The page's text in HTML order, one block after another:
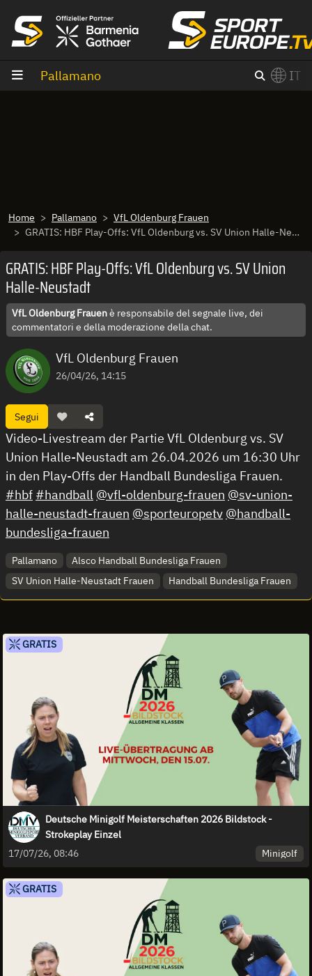
Pallamano IT
Home Pallamano
VfL Oldenburg Frauen
GRATIS: HBF Play-Offs: VfL Oldenburg vs. SV Union Halle-Neustadt
GRATIS: HBF Play-Offs: VfL Oldenburg vs. SV Union
Halle-Neustadt
VfL Oldenburg Frauenè responsabile del segnale live, dei
commentatori e della moderazione della chat.
VfL Oldenburg Frauen
26/04/26, 14:15
Segui
Video-Livestream der Partie VfL Oldenburg vs. SV
Union Halle-Neustadt am 26.04.2026 um 16:30 Uhr
in den Play-Offs der Handball Bundesliga Frauen.
#hbf #handball @vfl-oldenburg-frauen @sv-union-
halle-neustadt-frauen @sporteuropetv @handball-
bundesliga-frauen
Pallamano
Alsco Handball Bundesliga Frauen
SV Union Halle-Neustadt Frauen
Handball Bundesliga Frauen
GRATIS
Deutsche Minigolf Meisterschaften 2026 Bildstock -
Strokeplay Einzel
17/07/26, 08:46
Minigolf
GRATIS